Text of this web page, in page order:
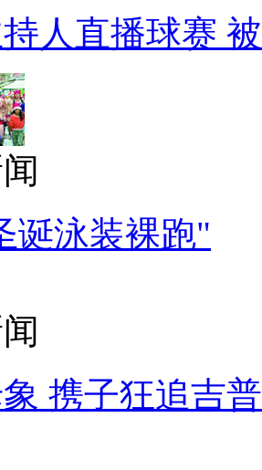
人直播球赛
诞泳装裸跑"
携子狂追吉